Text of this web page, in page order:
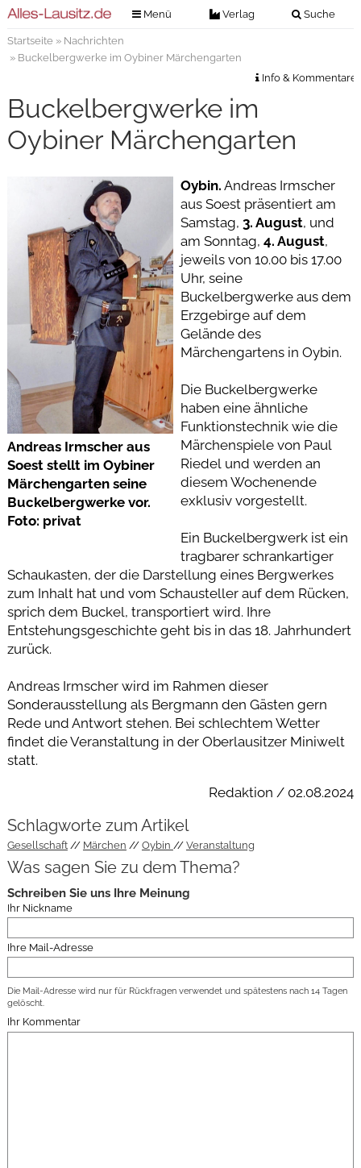
Menü Verlag Suche
Verlag
Kontakt
Impressum
Veranstaltungstickets
Anzeigenannahme
Anzeigensuche
Digitale Ausgaben
Startseite» Nachrichten
» Buckelbergwerke im Oybiner Märchengarten
Info & Kommentare
Buckelbergwerke im
Oybiner Märchengarten
Andreas Irmscher aus
Soest stellt im Oybiner
Märchengarten seine
Buckelbergwerke vor.
Foto: privat
Oybin. Andreas Irmscher
aus Soest präsentiert am
Samstag, 3. August, und
am Sonntag, 4. August,
jeweils von 10.00 bis 17.00
Uhr, seine
Buckelbergwerke aus dem
Erzgebirge auf dem
Gelände des
Märchengartens in Oybin.
Die Buckelbergwerke
haben eine ähnliche
Funktionstechnik wie die
Märchenspiele von Paul
Riedel und werden an
diesem Wochenende
exklusiv vorgestellt.
Ein Buckelbergwerk ist ein
tragbarer schrankartiger
Schaukasten, der die Darstellung eines Bergwerkes
zum Inhalt hat und vom Schausteller auf dem Rücken,
sprich dem Buckel, transportiert wird. Ihre
Entstehungsgeschichte geht bis in das 18. Jahrhundert
zurück.
Andreas Irmscher wird im Rahmen dieser
Sonderausstellung als Bergmann den Gästen gern
Rede und Antwort stehen. Bei schlechtem Wetter
findet die Veranstaltung in der Oberlausitzer Miniwelt
statt.
Redaktion / 02.08.2024
Schlagworte zum Artikel
Gesellschaft Märchen Oybin Veranstaltung
Was sagen Sie zu dem Thema?
Schreiben Sie uns Ihre Meinung
Ihr Nickname
Ihre Mail-Adresse
Die Mail-Adresse wird nur für Rückfragen verwendet und spätestens nach 14 Tagen
gelöscht.
Ihr Kommentar